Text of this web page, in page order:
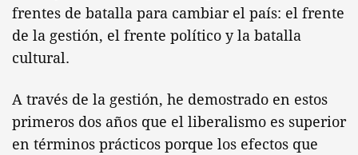
frentes de batalla para cambiar el país: el frente
de la gestión, el frente político y la batalla
cultural.
A través de la gestión, he demostrado en estos
primeros dos años que el liberalismo es superior
en términos prácticos porque los efectos que